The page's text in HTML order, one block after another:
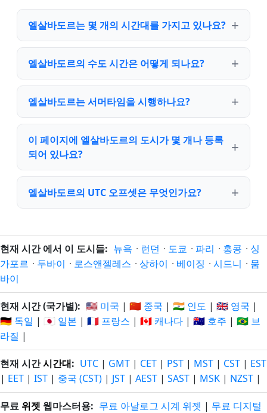
엘살바도르는 몇 개의 시간대를 가지고 있나요?
엘살바도르의 수도 시간은 어떻게 되나요?
엘살바도르는 서머타임을 시행하나요?
이 페이지에 엘살바도르의 도시가 몇 개나 등록
되어 있나요?
엘살바도르의 UTC 오프셋은 무엇인가요?
현재 시간 에서 이 도시들: 뉴욕 · 런던 · 도쿄 · 파리 · 홍콩 · 싱
가포르 · 두바이 · 로스앤젤레스 · 상하이 · 베이징 · 시드니 · 뭄
바이
현재 시간 (국가별): 🇺🇸 미국 | 🇨🇳 중국 | 🇮🇳 인도 | 🇬🇧 영국 |
🇩🇪 독일 | 🇯🇵 일본 | 🇫🇷 프랑스 | 🇨🇦 캐나다 | 🇦🇺 호주 | 🇧🇷 브
라질 |
현재 시간시간대: UTC | GMT | CET | PST | MST | CST | EST
| EET | IST | 중국 (CST) | JST | AEST | SAST | MSK | NZST |
무료 위젯 웹마스터용: 무료 아날로그 시계 위젯 | 무료 디지털